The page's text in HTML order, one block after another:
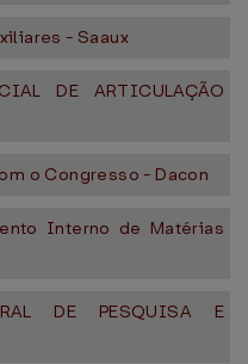
- Saaux
DE ARTICULAÇÃO
o Congresso - Dacon
Interno de Matérias
DE PESQUISA E